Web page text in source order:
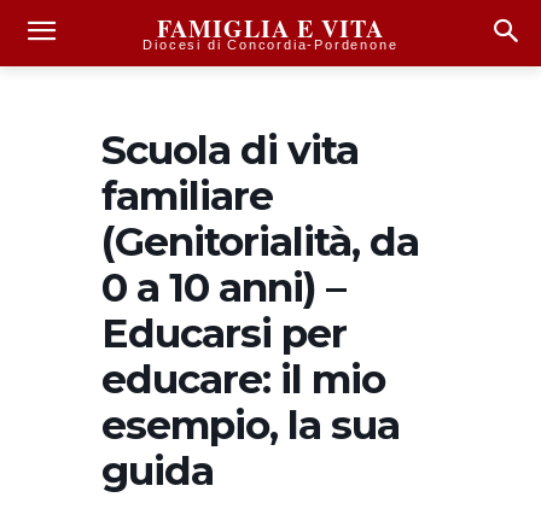
FAMIGLIA E VITA
Diocesi di Concordia-Pordenone
Scuola di vita
familiare
(Genitorialità, da
0 a 10 anni) –
Educarsi per
educare: il mio
esempio, la sua
guida